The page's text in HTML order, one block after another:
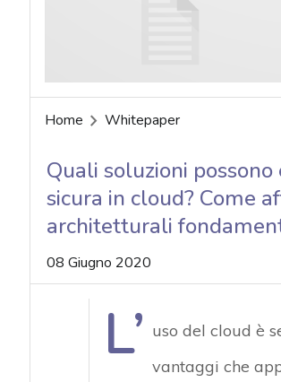
Home Whitepaper
Quali soluzioni
sicura in cloud? Come
architetturali
08 Giugno 2020
L’ uso del cloud è
vantaggi che